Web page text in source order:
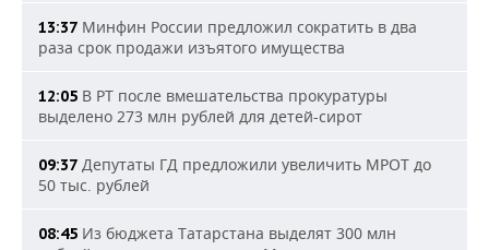
13:37 Минфин России предложил сократить в два
раза срок продажи изъятого имущества
12:05 В РТ после вмешательства прокуратуры
выделено 273 млн рублей для детей-сирот
09:37 Депутаты ГД предложили увеличить МРОТ до
50 тыс. рублей
08:45 Из бюджета Татарстана выделят 300 млн